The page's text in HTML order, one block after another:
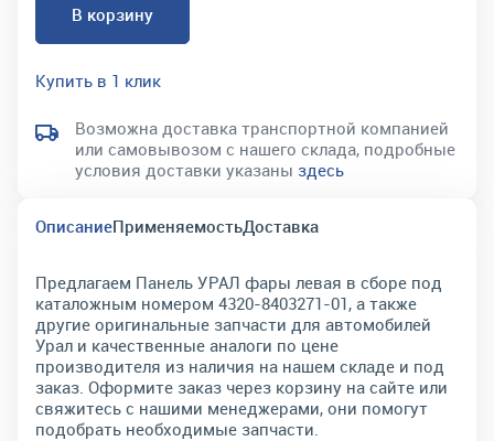
В корзину
Купить в 1 клик
Возможна доставка транспортной компанией
или самовывозом с нашего склада, подробные
условия доставки указаны здесь
ОписаниеПрименяемостьДоставка
Предлагаем Панель УРАЛ фары левая в сборе под
каталожным номером 4320-8403271-01, а также
другие оригинальные запчасти для автомобилей
Урал и качественные аналоги по цене
производителя из наличия на нашем складе и под
заказ. Оформите заказ через корзину на сайте или
свяжитесь с нашими менеджерами, они помогут
подобрать необходимые запчасти.